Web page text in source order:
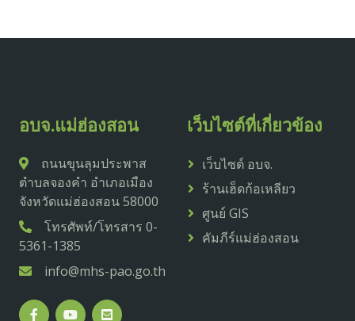
อบจ.แม่ฮ่องสอน
ถนนขุนลุมประพาส
ตำบลจองคำ อำเภอเมือง
จังหวัดแม่ฮ่องสอน 58000
โทรศัพท์/โทรสาร 0-
5361-1385
info@mhs-pao.go.th
เว็บไซต์ที่เกี่ยวข้อง
เว็บไซต์ อบจ.
ร้านเฮ็ดก้อเหลียว
ศูนย์ GIS
คัมภีร์แม่ฮ่องสอน